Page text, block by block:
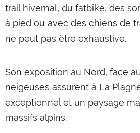
trail hivernal, du fatbike, des
à pied ou avec des chiens de
ne peut pas être exhaustive.
Son exposition au Nord, face
neigeuses assurent à La
exceptionnel et un paysage
massifs alpins.